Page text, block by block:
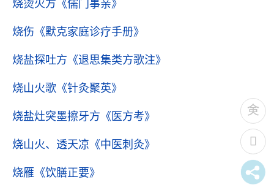
烧烫火方 《儒门事亲》
烧伤 《默克家庭诊疗手册》
烧盐探吐方 《退思集类方歌注》
烧山火歌 《针灸聚英》
烧盐灶突墨擦牙方 《医方考》
烧山火、透天凉 《中医刺灸》
烧雁 《饮膳正要》